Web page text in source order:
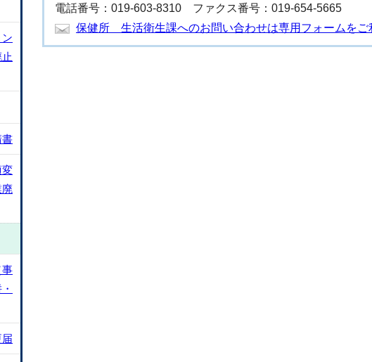
電話番号：019-603-8310 ファクス番号：019-654-5665
保健所 生活衛生課へのお問い合わせは専用フォームをご
書
変
廃
事